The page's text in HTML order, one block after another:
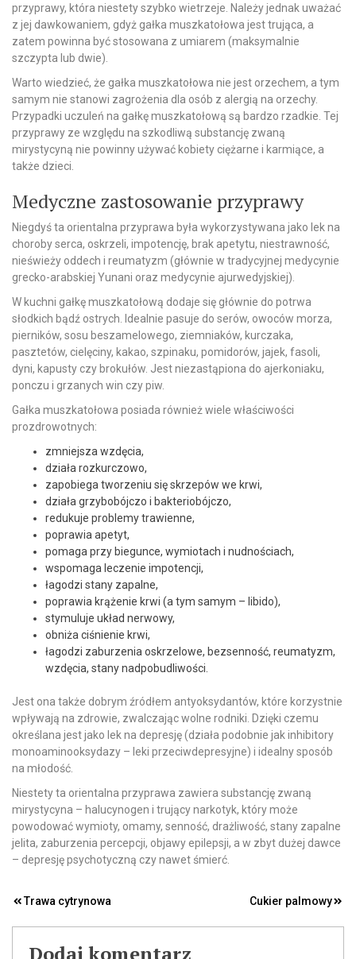
przyprawy, która niestety szybko wietrzeje. Należy jednak uważać
z jej dawkowaniem, gdyż gałka muszkatołowa jest trująca, a
zatem powinna być stosowana z umiarem (maksymalnie
szczypta lub dwie).
Warto wiedzieć, że gałka muszkatołowa nie jest orzechem, a tym
samym nie stanowi zagrożenia dla osób z alergią na orzechy.
Przypadki uczuleń na gałkę muszkatołową są bardzo rzadkie. Tej
przyprawy ze względu na szkodliwą substancję zwaną
mirystycyną nie powinny używać kobiety ciężarne i karmiące, a
także dzieci.
Medyczne zastosowanie przyprawy
Niegdyś ta orientalna przyprawa była wykorzystywana jako lek na
choroby serca, oskrzeli, impotencję, brak apetytu, niestrawność,
nieświeży oddech i reumatyzm (głównie w tradycyjnej medycynie
grecko-arabskiej Yunani oraz medycynie ajurwedyjskiej).
W kuchni gałkę muszkatołową dodaje się głównie do potrwa
słodkich bądź ostrych. Idealnie pasuje do serów, owoców morza,
pierników, sosu beszamelowego, ziemniaków, kurczaka,
pasztetów, cielęciny, kakao, szpinaku, pomidorów, jajek, fasoli,
dyni, kapusty czy brokułów. Jest niezastąpiona do ajerkoniaku,
ponczu i grzanych win czy piw.
Gałka muszkatołowa posiada również wiele właściwości
prozdrowotnych:
zmniejsza wzdęcia,
działa rozkurczowo,
zapobiega tworzeniu się skrzepów we krwi,
działa grzybobójczo i bakteriobójczo,
redukuje problemy trawienne,
poprawia apetyt,
pomaga przy biegunce, wymiotach i nudnościach,
wspomaga leczenie impotencji,
łagodzi stany zapalne,
poprawia krążenie krwi (a tym samym – libido),
stymuluje układ nerwowy,
obniża ciśnienie krwi,
łagodzi zaburzenia oskrzelowe, bezsenność, reumatyzm,
wzdęcia, stany nadpobudliwości.
Jest ona także dobrym źródłem antyoksydantów, które korzystnie
wpływają na zdrowie, zwalczając wolne rodniki. Dzięki czemu
określana jest jako lek na depresję (działa podobnie jak inhibitory
monoaminooksydazy – leki przeciwdepresyjne) i idealny sposób
na młodość.
Niestety ta orientalna przyprawa zawiera substancję zwaną
mirystycyna – halucynogen i trujący narkotyk, który może
powodować wymioty, omamy, senność, drażliwość, stany zapalne
jelita, zaburzenia percepcji, objawy epilepsji, a w zbyt dużej dawce
– depresję psychotyczną czy nawet śmierć.
Nawigacja
wpisu
Trawa cytrynowa Cukier palmowy
Dodaj komentarz